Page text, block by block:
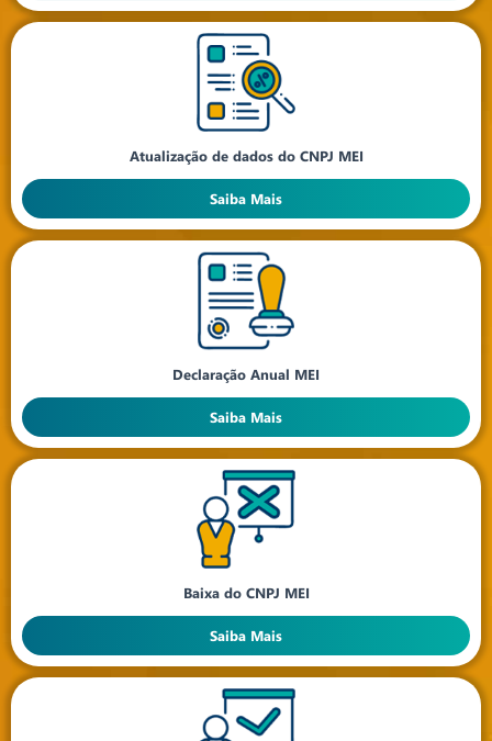
Atualização de dados do CNPJ MEI
Saiba Mais
Declaração Anual MEI
Saiba Mais
Baixa do CNPJ MEI
Saiba Mais